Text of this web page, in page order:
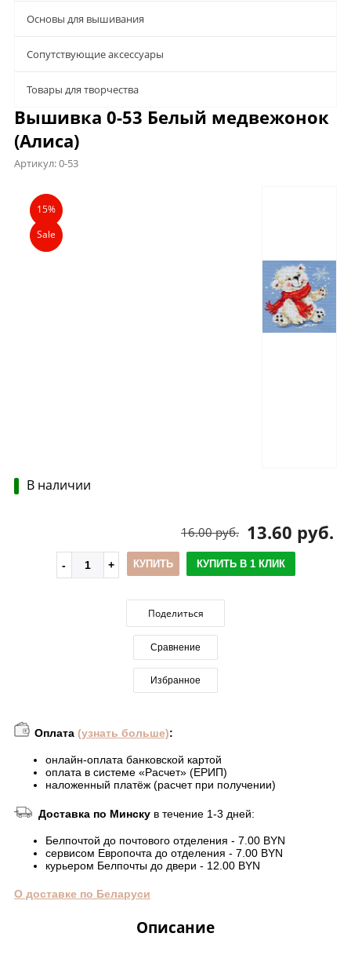
Основы для вышивания
Сопутствующие аксессуары
Товары для творчества
Вышивка 0-53 Белый медвежонок
(Алиса)
Артикул:0-53
Описание
15%
Sale
В наличии
13.60 руб.
16.00 руб.
КУПИТЬ КУПИТЬ В 1 КЛИК
Поделиться
Сравнение
Избранное
Оплата (узнать больше):
онлайн-оплата банковской картой
оплата в системе «Расчет» (ЕРИП)
наложенный платёж (расчет при получении)
Доставка по Минску в течение 1-3 дней:
Белпочтой до почтового отделения - 7.00 BYN
сервисом Европочта до отделения - 7.00 BYN
курьером Белпочты до двери - 12.00 BYN
О доставке по Беларуси
Описание